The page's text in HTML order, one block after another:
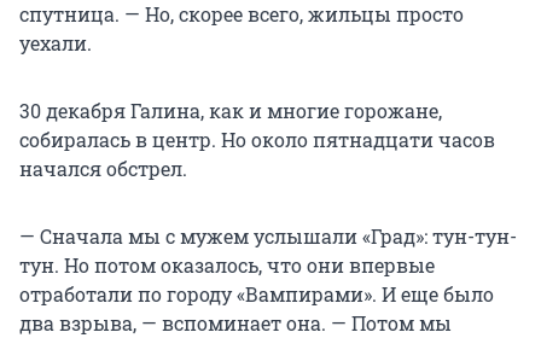
спутница. — Но, скорее всего, жильцы просто
уехали.
30 декабря Галина, как и многие горожане,
собиралась в центр. Но около пятнадцати часов
начался обстрел.
— Сначала мы с мужем услышали «Град»: тун-тун-
тун. Но потом оказалось, что они впервые
отработали по городу «Вампирами». И еще было
два взрыва, — вспоминает она. — Потом мы